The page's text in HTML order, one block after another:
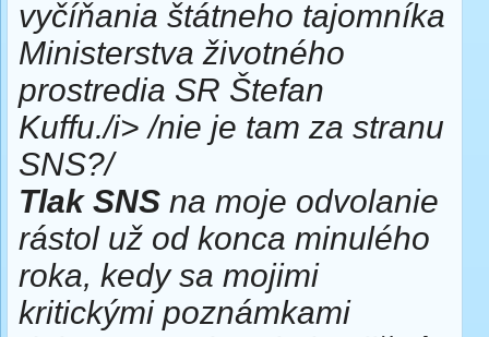
vyčíňania štátneho tajomníka
Ministerstva životného
prostredia SR Štefan
Kuffu./i> /nie je tam za stranu
SNS?/
Tlak SNS na moje odvolanie
rástol už od konca minulého
roka, kedy sa mojimi
kritickými poznámkami